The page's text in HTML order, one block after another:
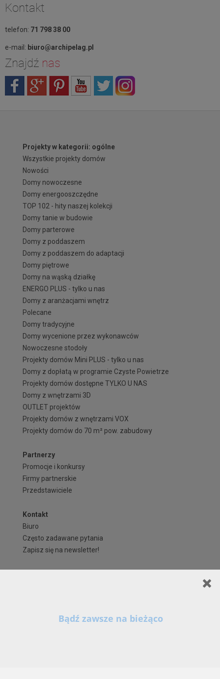
Kontakt
telefon: 71 798 38 00
e-mail: biuro@archipelag.pl
Znajdź nas
Projekty w kategorii: ogólne
Wszystkie projekty domów
Nowości
Domy nowoczesne
Domy energooszczędne
TOP 102 - hity naszej kolekcji
Domy tanie w budowie
Domy parterowe
Domy z poddaszem
Domy z poddaszem do adaptacji
Domy piętrowe
Domy na wąską działkę
ENERGO PLUS - tylko u nas
Domy z aranżacjami wnętrz
Polecane
Domy tradycyjne
Domy wycenione przez wykonawców
Nowoczesne stodoły
Projekty domów Mini PLUS - tylko u nas
Domy z dopłatą w programie Czyste Powietrze
Projekty domów dostępne TYLKO U NAS
Domy z wnętrzami 3D
OUTLET projektów
Projekty domów z wnętrzami VOX
Projekty domów do 70 m² pow. zabudowy
Partnerzy
Promocje i konkursy
Firmy partnerskie
Przedstawiciele
Kontakt
Biuro
Często zadawane pytania
Zapisz się na newsletter!
Koszty i forma dostawy